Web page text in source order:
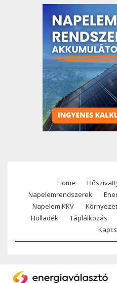
Footer
menu
Home
Napelemrendszerek
Napelem KKV
Hulladék
Táplálkozás